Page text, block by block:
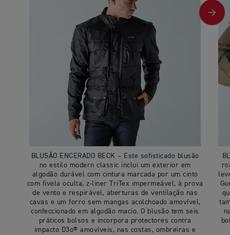
BLUSÃO ENCERADO BECK – Este sofisticado blusão
no estilo modern classic inclui um exterior em
algodão durável com cintura marcada por um cinto
com fivela oculta, z-liner TriTex impermeável, à prova
de vento e respirável, aberturas de ventilação nas
cavas e um forro sem mangas acolchoado amovível,
confeccionado em algodão macio. O blusão tem seis
práticos bolsos e incorpora protectores contra
impacto D3o® amovíveis, nas costas, ombreiras e